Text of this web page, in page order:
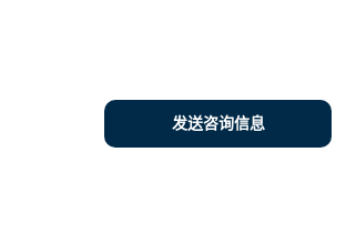
发送咨询信息